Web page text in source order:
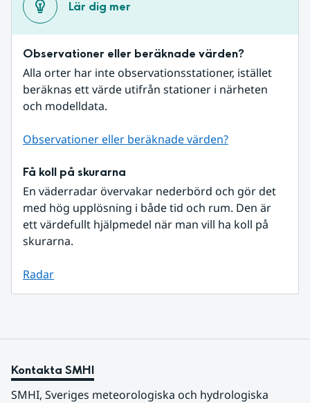
Lär dig mer
Observationer eller beräknade värden?
Alla orter har inte observationsstationer, istället
beräknas ett värde utifrån stationer i närheten
och modelldata.
Observationer eller beräknade värden?
Få koll på skurarna
En väderradar övervakar nederbörd och gör det
med hög upplösning i både tid och rum. Den är
ett värdefullt hjälpmedel när man vill ha koll på
skurarna.
Radar
Kontakta SMHI
SMHI, Sveriges meteorologiska och hydrologiska